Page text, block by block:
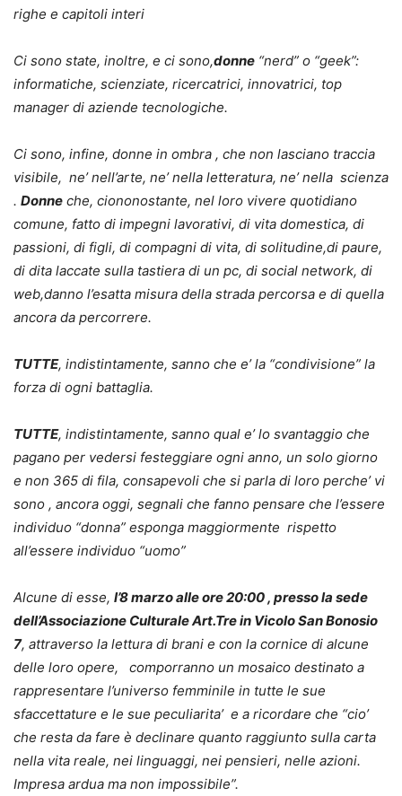
righe e capitoli interi
Ci sono state, inoltre, e ci sono,donne “nerd” o “geek”:
informatiche, scienziate, ricercatrici, innovatrici, top
manager di aziende tecnologiche.
Ci sono, infine, donne in ombra , che non lasciano traccia
visibile, ne’ nell’arte, ne’ nella letteratura, ne’ nella scienza
. Donne che, ciononostante, nel loro vivere quotidiano
comune, fatto di impegni lavorativi, di vita domestica, di
passioni, di figli, di compagni di vita, di solitudine,di paure,
di dita laccate sulla tastiera di un pc, di social network, di
web,danno l’esatta misura della strada percorsa e di quella
ancora da percorrere.
TUTTE, indistintamente, sanno che e’ la “condivisione” la
forza di ogni battaglia.
TUTTE, indistintamente, sanno qual e’ lo svantaggio che
pagano per vedersi festeggiare ogni anno, un solo giorno
e non 365 di fila, consapevoli che si parla di loro perche’ vi
sono , ancora oggi, segnali che fanno pensare che l’essere
individuo “donna” esponga maggiormente rispetto
all’essere individuo “uomo”
Alcune di esse, l’8 marzo alle ore 20:00 , presso la sede
dell’Associazione Culturale Art.Tre in Vicolo San Bonosio
7, attraverso la lettura di brani e con la cornice di alcune
delle loro opere, comporranno un mosaico destinato a
rappresentare l’universo femminile in tutte le sue
sfaccettature e le sue peculiarita’ e a ricordare che “cio’
che resta da fare è declinare quanto raggiunto sulla carta
nella vita reale, nei linguaggi, nei pensieri, nelle azioni.
Impresa ardua ma non impossibile”.